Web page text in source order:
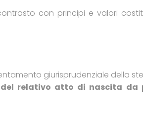
con principi e valori
giurisprudenziale della
relativo atto di nascita da